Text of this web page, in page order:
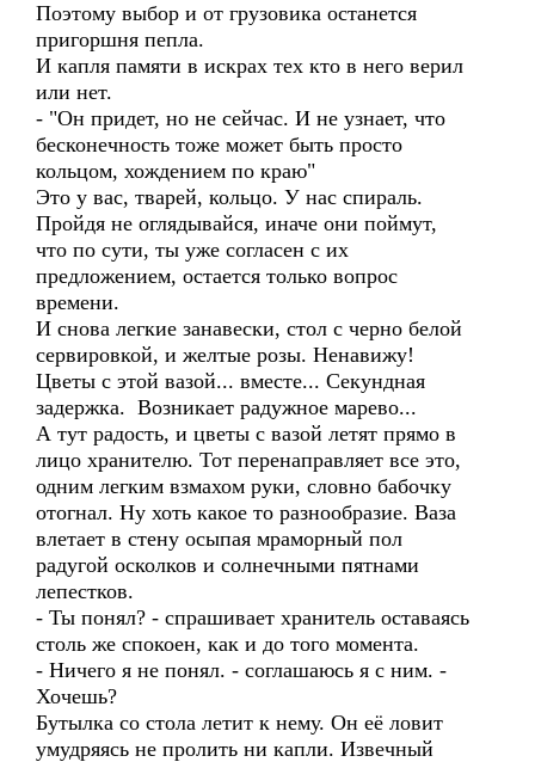
Поэтому выбор и от грузовика останется
пригоршня пепла.
И капля памяти в искрах тех кто в него верил
или нет.
- "Он придет, но не сейчас. И не узнает, что
бесконечность тоже может быть просто
кольцом, хождением по краю"
Это у вас, тварей, кольцо. У нас спираль.
Пройдя не оглядывайся, иначе они поймут,
что по сути, ты уже согласен с их
предложением, остается только вопрос
времени.
И снова легкие занавески, стол с черно белой
сервировкой, и желтые розы. Ненавижу!
Цветы с этой вазой... вместе... Секундная
задержка. Возникает радужное марево...
А тут радость, и цветы с вазой летят прямо в
лицо хранителю. Тот перенаправляет все это,
одним легким взмахом руки, словно бабочку
отогнал. Ну хоть какое то разнообразие. Ваза
влетает в стену осыпая мраморный пол
радугой осколков и солнечными пятнами
лепестков.
- Ты понял? - спрашивает хранитель оставаясь
столь же спокоен, как и до того момента.
- Ничего я не понял. - соглашаюсь я с ним. -
Хочешь?
Бутылка со стола летит к нему. Он её ловит
умудряясь не пролить ни капли. Извечный